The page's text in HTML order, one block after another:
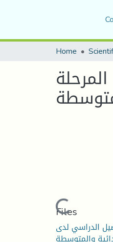
Home
Loading...
Files
الدراسي لدى